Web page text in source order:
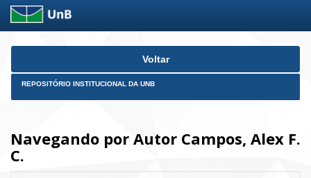
Skip
Voltar
REPOSITÓRIO INSTITUCIONAL DA UNB
Navegando por Autor Campos, Alex F.
C.